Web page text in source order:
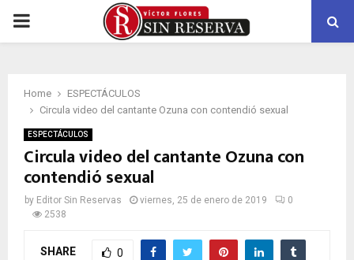
PRIMARY
Home
ESPECTÁCULOS
Circula video del cantante Ozuna con contendió sexual
ESPECTÁCULOS
Circula video del cantante Ozuna con
contendió sexual
by Editor Sin Reservas viernes, 25 de enero de 2019
0
2538
SHARE 0